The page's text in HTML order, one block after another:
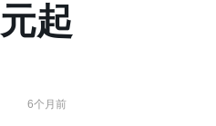
元起
6个月前